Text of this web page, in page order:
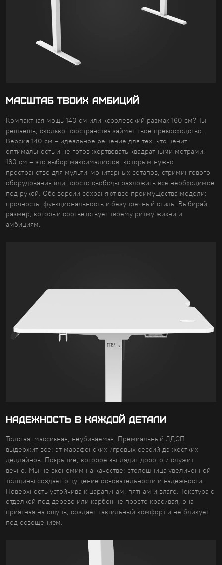
МАСШТАБ ТВОИХ АМБИЦИЙ
Компактная мощь 140 см или королевский размах 160 см? Ты
решаешь, сколько пространства займет твое превосходство.
Версия 140 см – идеальное решение для тех, кто ценит
оптимальность и не готов жертвовать квадратными метрами.
160 см – это выбор максималистов, которым нужно
пространство для мульти-мониторных сетапов, стримингового
оборудования или просто свободы разложить все необходимое
под рукой. Обе версии сохраняют все преимущества модели:
прочность, функциональность и безупречный стиль. Выбирай
размер, который соответствует твоему ритму жизни и
амбициям.
НАДЕЖНОСТЬ В КАЖДОЙ ДЕТАЛИ
Толстая, массивная, неубиваемая. Премиальный ЛДСП
выдержит все: от марафонских игровых сессий до жестких
дедлайнов. Покрытие, которое выглядит дорого и служит
вечно. Мы не экономим на качестве: столешница увеличенной
толщины создает ощущение основательности и надежности.
Поверхность устойчива к царапинам, пятнам и влаге. Текстура с
отделкой под дерево или карбон не просто красивая, она
приятная на ощупь, создает тактильный комфорт и не бликует
под освещением.